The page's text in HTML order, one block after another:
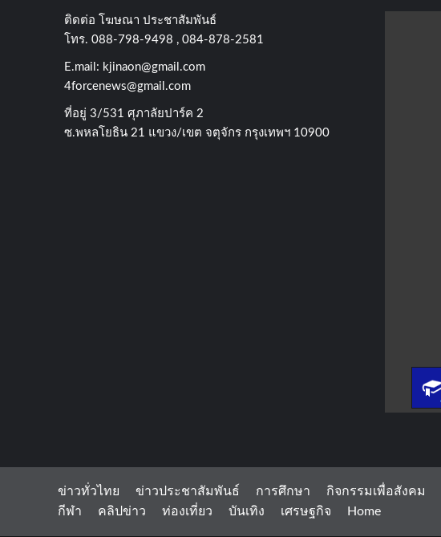
ติดต่อ​ โฆษณา​ ประชาสัมพันธ์
โทร​. 088-798-9498 , 084-878-2581
E.mail: kjinaon@gmail.com
4forcenews@gmail.com
ที่อยู่​ 3/531​ ศุภาลัยปาร์ค​ 2
ซ.พหลโยธิน​ 21​ แขวง/เขต​ จตุจักร​ กรุงเทพฯ 10900
ข่าวทั่วไทย ข่าวประชาสัมพันธ์ การศึกษา กิจกรรมเพื่อสังคม
กีฬา
คลิปข่าว ท่องเที่ยว บันเทิง เศรษฐกิจ Home